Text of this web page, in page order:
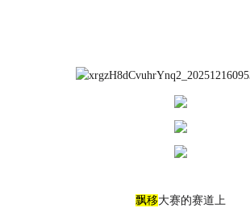
飘移大赛的赛道上